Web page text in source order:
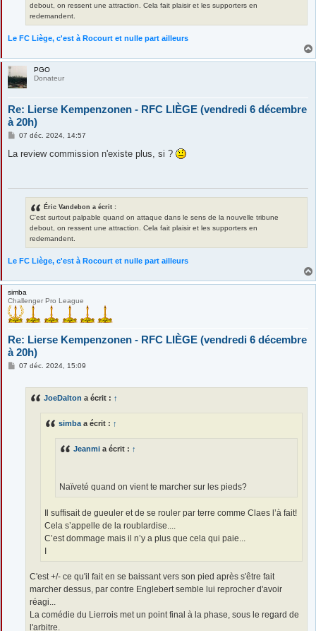
debout, on ressent une attraction. Cela fait plaisir et les supporters en
redemandent.
Le FC Liège, c'est à Rocourt et nulle part ailleurs
PGO
Donateur
Re: Lierse Kempenzonen - RFC LIÈGE (vendredi 6 décembre
à 20h)
M
s
07 déc. 2024, 14:57
La review commission n'existe plus, si ?
Éric Vandebon a écrit :
C'est surtout palpable quand on attaque dans le sens de la nouvelle tribune
debout, on ressent une attraction. Cela fait plaisir et les supporters en
redemandent.
Le FC Liège, c'est à Rocourt et nulle part ailleurs
simba
Challenger Pro League
Re: Lierse Kempenzonen - RFC LIÈGE (vendredi 6 décembre
à 20h)
M07 déc. 2024, 15:09
JoeDalton a écrit : ↑
simba a écrit : ↑
Jeanmi a écrit : ↑
Naïveté quand on vient te marcher sur les pieds?
Il suffisait de gueuler et de se rouler par terre comme Claes l’à fait!
Cela s’appelle de la roublardise....
C’est dommage mais il n’y a plus que cela qui paie...
I
C'est +/- ce qu'il fait en se baissant vers son pied après s'être fait
marcher dessus, par contre Englebert semble lui reprocher d'avoir
réagi...
La comédie du Lierrois met un point final à la phase, sous le regard de
l'arbitre.